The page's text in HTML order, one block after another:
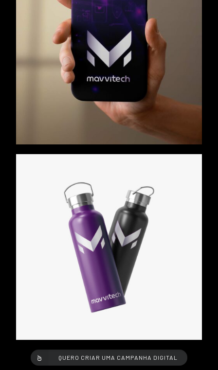
QUERO CRIAR UMA CAMPANHA DIGITAL